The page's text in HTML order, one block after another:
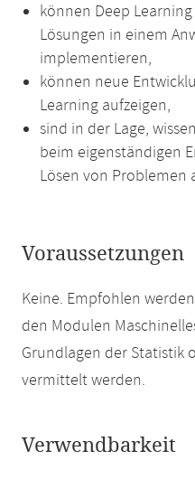
können Deep
Lösungen in einem
implementieren,
können neue
Learning aufzeigen,
sind in der Lage,
beim eigenständigen
Lösen von Problemen
Voraussetzungen
Keine. Empfohlen
den Modulen
Grundlagen der Statistik
vermittelt werden.
Verwendbarkeit